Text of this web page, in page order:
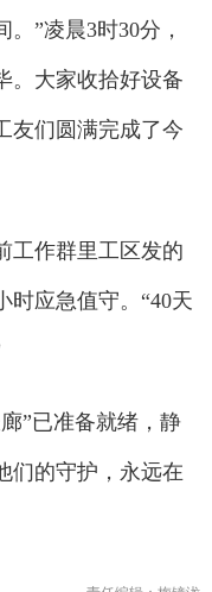
”凌晨3时30分，
。大家收拾好设备
友们圆满完成了今
作群里工区发的
时应急值守。“40天
”已准备就绪，静
们的守护，永远在